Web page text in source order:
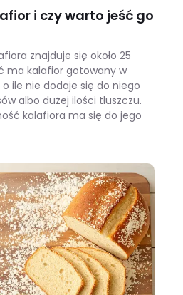
i czy warto jeść go
znajduje się około 25
ma kalafior gotowany w
ile nie dodaje się do niego
albo dużej ilości tłuszczu.
kalafiora ma się do jego